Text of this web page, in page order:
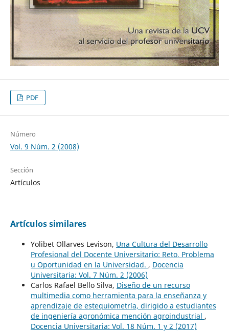
PDF
Número
Vol. 9 Núm. 2 (2008)
Sección
Artículos
Artículos similares
Yolibet Ollarves Levison, Una Cultura del Desarrollo
Profesional del Docente Universitario: Reto, Problema
u Oportunidad en la Universidad. , Docencia
Universitaria: Vol. 7 Núm. 2 (2006)
Carlos Rafael Bello Silva, Diseño de un recurso
multimedia como herramienta para la enseñanza y
aprendizaje de estequiometría, dirigido a estudiantes
de ingeniería agronómica mención agroindustrial ,
Docencia Universitaria: Vol. 18 Núm. 1 y 2 (2017)